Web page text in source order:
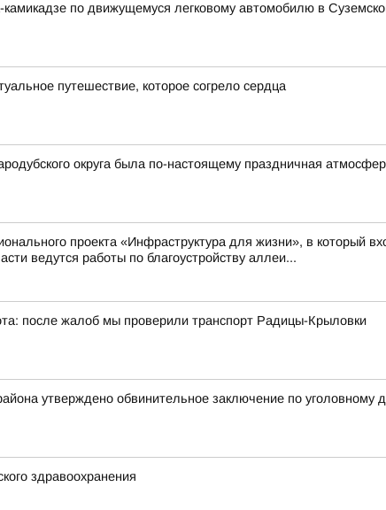
камикадзе по движущемуся легковому автомобилю в
путешествие, которое согрело сердца
округа была по-настоящему праздничная
проекта «Инфраструктура для жизни», в который
ведутся работы по благоустройству аллеи...
после жалоб мы проверили транспорт Радицы-Крыловки
утверждено обвинительное заключение по
здравоохранения